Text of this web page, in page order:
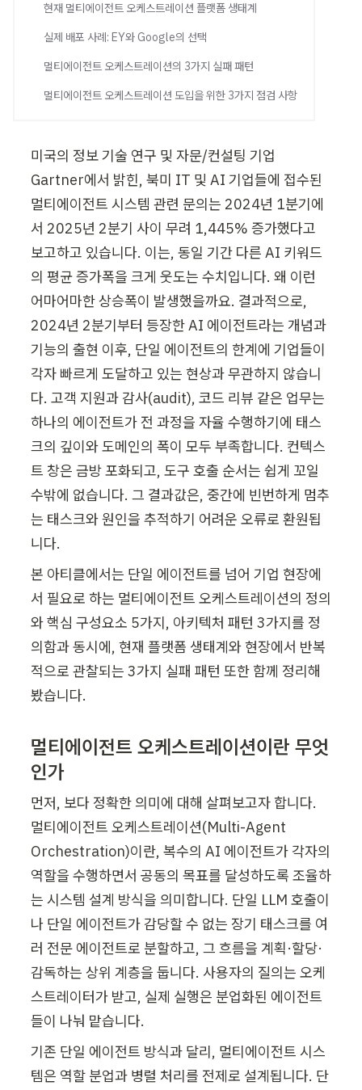
현재 멀티에이전트 오케스트레이션 플랫폼 생태계
실제 배포 사례: EY와 Google의 선택
멀티에이전트 오케스트레이션의 3가지 실패 패턴
멀티에이전트 오케스트레이션 도입을 위한 3가지 점검 사항
미국의 정보 기술 연구 및 자문/컨설팅 기업
Gartner에서 밝힌, 북미 IT 및 AI 기업들에 접수된
멀티에이전트 시스템 관련 문의는 2024년 1분기에
서 2025년 2분기 사이 무려 1,445% 증가했다고
보고하고 있습니다. 이는, 동일 기간 다른 AI 키워드
의 평균 증가폭을 크게 웃도는 수치입니다. 왜 이런
어마어마한 상승폭이 발생했을까요. 결과적으로,
2024년 2분기부터 등장한 AI 에이전트라는 개념과
기능의 출현 이후, 단일 에이전트의 한계에 기업들이
각자 빠르게 도달하고 있는 현상과 무관하지 않습니
다. 고객 지원과 감사(audit), 코드 리뷰 같은 업무는
하나의 에이전트가 전 과정을 자율 수행하기에 태스
크의 깊이와 도메인의 폭이 모두 부족합니다. 컨텍스
트 창은 금방 포화되고, 도구 호출 순서는 쉽게 꼬일
수밖에 없습니다. 그 결과값은, 중간에 빈번하게 멈추
는 태스크와 원인을 추적하기 어려운 오류로 환원됩
니다.
본 아티클에서는 단일 에이전트를 넘어 기업 현장에
서 필요로 하는 멀티에이전트 오케스트레이션의 정의
와 핵심 구성요소 5가지, 아키텍처 패턴 3가지를 정
의함과 동시에, 현재 플랫폼 생태계와 현장에서 반복
적으로 관찰되는 3가지 실패 패턴 또한 함께 정리해
봤습니다.
멀티에이전트 오케스트레이션이란 무엇
인가
먼저, 보다 정확한 의미에 대해 살펴보고자 합니다.
멀티에이전트 오케스트레이션(Multi-Agent
Orchestration)이란, 복수의 AI 에이전트가 각자의
역할을 수행하면서 공동의 목표를 달성하도록 조율하
는 시스템 설계 방식을 의미합니다. 단일 LLM 호출이
나 단일 에이전트가 감당할 수 없는 장기 태스크를 여
러 전문 에이전트로 분할하고, 그 흐름을 계획·할당·
감독하는 상위 계층을 둡니다. 사용자의 질의는 오케
스트레이터가 받고, 실제 실행은 분업화된 에이전트
들이 나눠 맡습니다.
기존 단일 에이전트 방식과 달리, 멀티에이전트 시스
템은 역할 분업과 병렬 처리를 전제로 설계됩니다. 단